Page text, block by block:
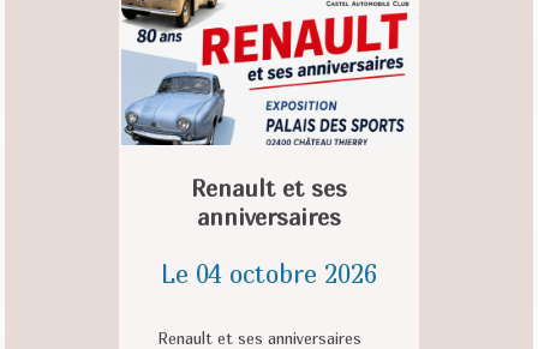
Renault et ses
anniversaires
Le 04 octobre 2026
Renault et ses anniversaires